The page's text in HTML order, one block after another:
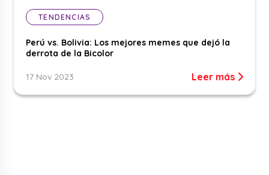
TENDENCIAS
Perú vs. Bolivia: Los mejores memes que dejó la
derrota de la Bicolor
17 Nov 2023 Leer más